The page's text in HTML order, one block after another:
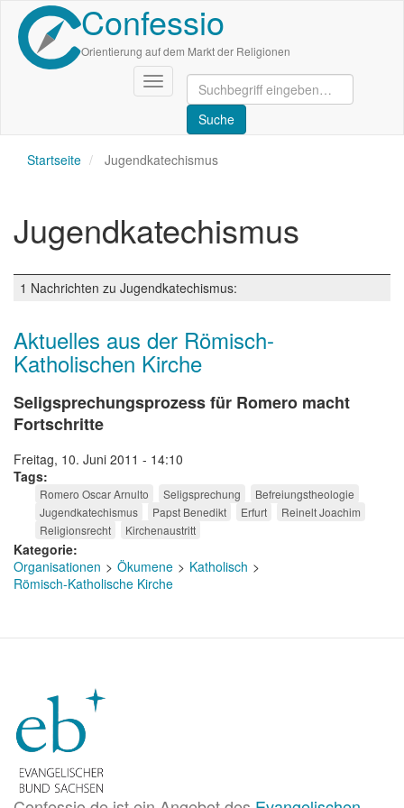
Direkt
zum
Inhalt
Confessio
Orientierung auf dem Markt der Religionen
Navigation
aktivieren/deaktivieren
Startseite Jugendkatechismus
Jugendkatechismus
1 Nachrichten zu Jugendkatechismus:
Aktuelles aus der Römisch-
Katholischen Kirche
Seligsprechungsprozess für Romero macht
Fortschritte
Freitag, 10. Juni 2011 - 14:10
Tags
Romero Oscar Arnulto Seligsprechung
Befreiungstheologie
Jugendkatechismus
Papst Benedikt Erfurt
Reinelt Joachim
Religionsrecht
Kirchenaustritt
Kategorie
Organisationen
Ökumene
Katholisch
Römisch-Katholische Kirche